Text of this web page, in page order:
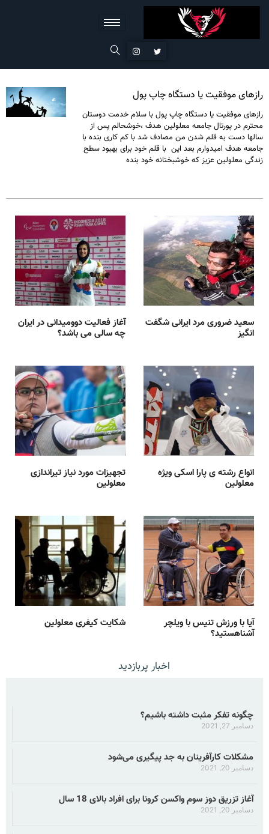
رازهای موفقیت یا دستگاه چاپ پول
رازهای موفقیت یا دستگاه چاپ پول با سلام خدمت دوستان
محترم در پورتال جامعه معلولین هدف ،خوشحالم پس از
سالها دست به قلم شدن من مصادف شد با کم کاری بنده با
جامعه هدف امیدوارم بعد این با قلم خود برای بهبود سطح
زندگی معلولین عزیز که خوشبختانه خود بنده
آغاز فعالیت دوومیدانی در ایران
چه سالی می باشد؟
سعید ضروری مرد ایرانی شگفت
انگیز
تجهیزات مورد نیاز تیراندازی
معلولین
انواع رشته ی پارا اسکی ویژه
معلولین
شکایت کیفری معلولین آیا با ورزش تنیس با ویلچر
آشناهستید؟
اخبار پربازدید
چگونه تفکر مثبت داشته باشیم؟
دسامبر 27, 2021
مشکلات کارآفرینان به جد پیگیری می‌شود
دسامبر 20, 2021
آغاز تزریق دوز سوم واکسن کرونا برای افراد بالای 18 سال
دسامبر 20, 2021